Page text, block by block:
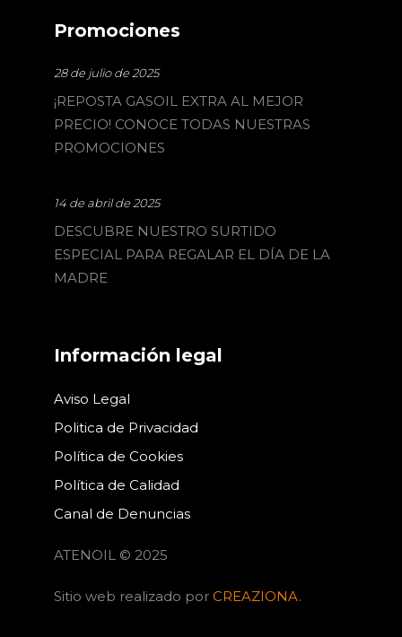
Promociones
28 de julio de 2025
¡REPOSTA GASOIL EXTRA AL MEJOR
PRECIO! CONOCE TODAS NUESTRAS
PROMOCIONES
14 de abril de 2025
DESCUBRE NUESTRO SURTIDO
ESPECIAL PARA REGALAR EL DÍA DE LA
MADRE
Información legal
Aviso Legal
Politica de Privacidad
Política de Cookies
Política de Calidad
Canal de Denuncias
ATENOIL © 2025
Sitio web realizado por CREAZIONA.